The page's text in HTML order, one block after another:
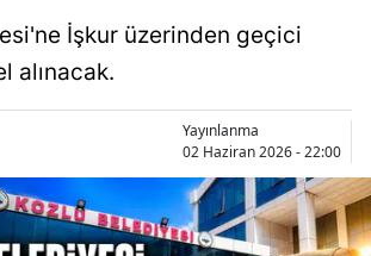
İşkur üzerinden geçici
alınacak.
Yayınlanma
02 Haziran 2026 - 22:00